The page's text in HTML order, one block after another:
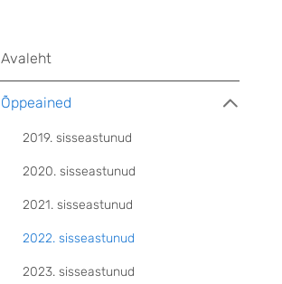
Avaleht
Õppeained
2019. sisseastunud
2020. sisseastunud
2021. sisseastunud
2022. sisseastunud
2023. sisseastunud